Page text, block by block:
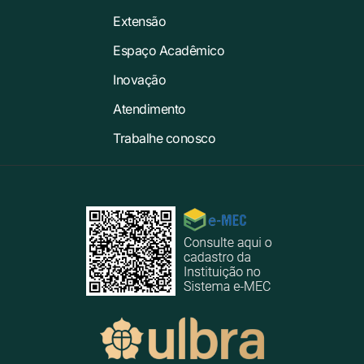
Extensão
Espaço Acadêmico
Inovação
Atendimento
Trabalhe conosco